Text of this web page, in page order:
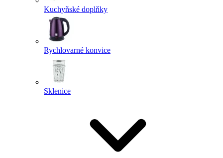
Kuchyňské doplňky
Rychlovarné konvice
Sklenice